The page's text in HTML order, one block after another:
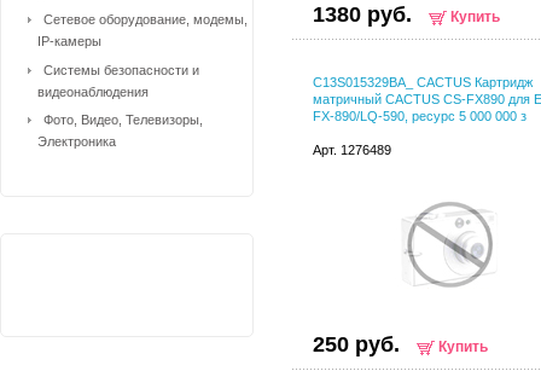
1380 руб. Купить
C13S015329BA_ CACTUS Картридж
матричный CACTUS CS-FX890 для
FX-890/LQ-590, ресурс 5 000 000 з
Арт. 1276489
250 руб. Купить
Сетевое оборудование, модемы,
IP-камеры
Системы безопасности и
видеонаблюдения
Фото, Видео, Телевизоры,
Электроника